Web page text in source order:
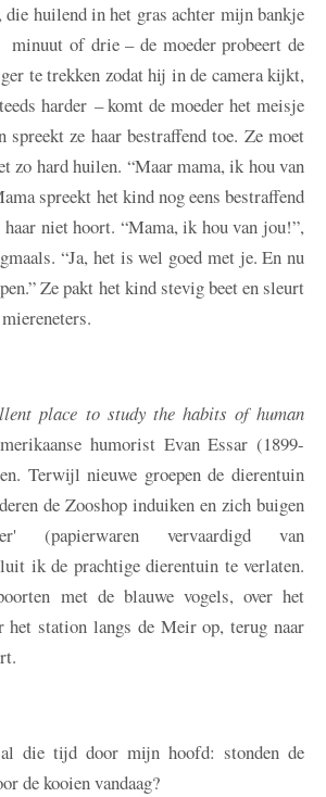
die huilend in het gras achter mijn bankje
minuut of drie – de moeder probeert de
te trekken zodat hij in de camera kijkt,
harder – komt de moeder het meisje
spreekt ze haar bestraffend toe. Ze moet
zo hard huilen. “Maar mama, ik hou van
spreekt het kind nog eens bestraffend
haar niet hoort. “Mama, ik hou van jou!”,
“Ja, het is wel goed met je. En nu
Ze pakt het kind stevig beet en sleurt
place to study the habits of human
humorist Evan Essar (1899-
Terwijl nieuwe groepen de dierentuin
de Zooshop induiken en zich buigen
(papierwaren vervaardigd van
ik de prachtige dierentuin te verlaten.
met de blauwe vogels, over het
station langs de Meir op, terug naar
die tijd door mijn hoofd: stonden de
de kooien vandaag?